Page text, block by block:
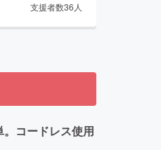
支援者数36 人
コードレス使用